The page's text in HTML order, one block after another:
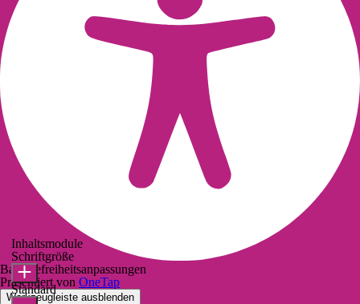
Barrierefreiheitsanpassungen
Präsentiert von OneTap
Werkzeugleiste ausblenden
Inhaltsmodule
Schriftgröße
Standard